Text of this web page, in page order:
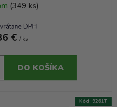
(349 ks)
DPH
€ / ks
DO KOŠÍKA
Kód: 9261T